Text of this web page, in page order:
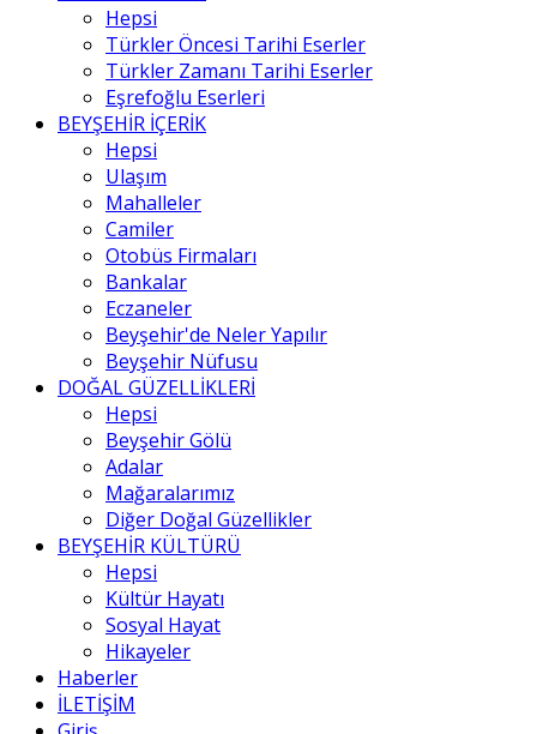
Hepsi
Türkler Öncesi Tarihi Eserler
Türkler Zamanı Tarihi Eserler
Eşrefoğlu Eserleri
BEYŞEHİR İÇERİK
Hepsi
Ulaşım
Mahalleler
Camiler
Otobüs Firmaları
Bankalar
Eczaneler
Beyşehir'de Neler Yapılır
Beyşehir Nüfusu
DOĞAL GÜZELLİKLERİ
Hepsi
Beyşehir Gölü
Adalar
Mağaralarımız
Diğer Doğal Güzellikler
BEYŞEHİR KÜLTÜRÜ
Hepsi
Kültür Hayatı
Sosyal Hayat
Hikayeler
Haberler
İLETİŞİM